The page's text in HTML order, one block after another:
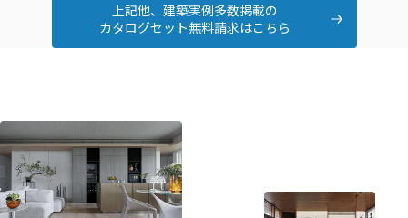
上記他、建築実例多数掲載の
カタログセット無料請求はこちら